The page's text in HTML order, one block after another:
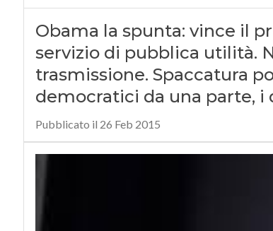
Obama la spunta: vince il
servizio di pubblica utilità.
trasmissione. Spaccatura
democratici da una parte, i
Pubblicato il 26 Feb 2015